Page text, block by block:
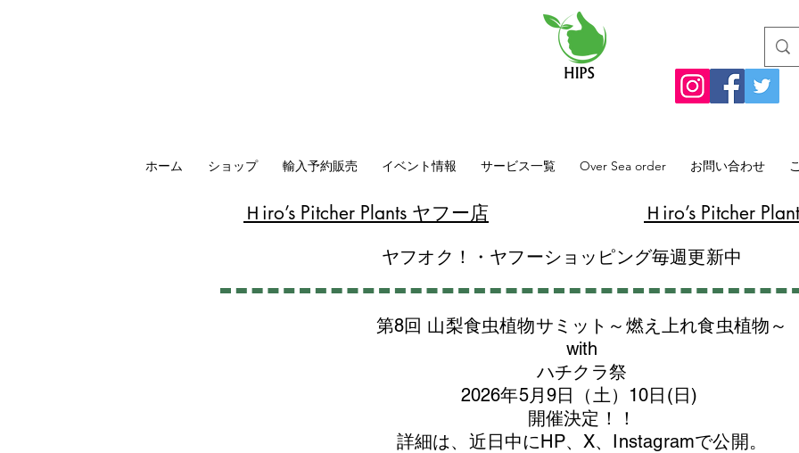
ホーム ショップ 輸入予約販売 イベント情報 サービス一覧 Over Sea order お問い合わせ
​Ｈiro’s Pitcher Plants ヤフー店 Ｈiro’s Pitcher
ヤフオク！・ヤフーショッピング毎週更新中
第8回 山梨食虫植物サミット～燃え上れ食虫植物～
with
​ハチクラ祭
2026年5月9日（土）10日(日)
​開催決定！！
詳細は、近日中にHP、X、Instagramで公開。